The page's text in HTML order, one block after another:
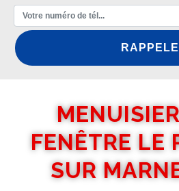
FENÊTRE LE
SUR